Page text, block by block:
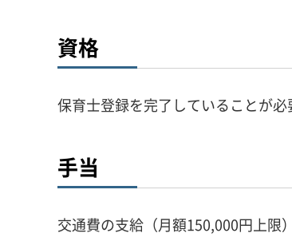
資格
保育士登録を完了していることが必
手当
交通費の支給（月額150,000円上限）